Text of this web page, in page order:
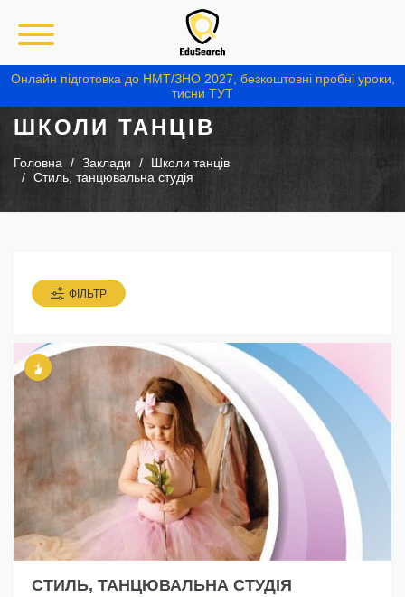
Онлайн підготовка до НМТ/ЗНО 2027, безкоштовні пробні уроки,
тисни ТУТ
ШКОЛИ ТАНЦІВ
Головна Заклади
Школи танців
Стиль, танцювальна студія
ФІЛЬТР
СТИЛЬ, ТАНЦЮВАЛЬНА СТУДІЯ